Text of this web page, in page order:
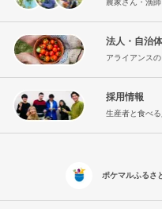
法人・自治
アライアンス
採用情報
生産者と食べ
ポケマルふるさ